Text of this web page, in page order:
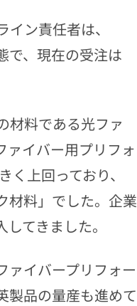
ン責任者は、
で、現在の受注は
材料である光ファ
ァイバー用プリフォ
上回っており、
材料」でした。企業
てきました。
ァイバープリフォー
製品の量産も進めて